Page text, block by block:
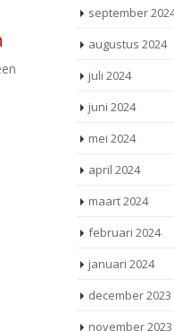
feb
De
bedrijfsruimten op.
tekent bezwaar aan
september
augustus 2024
juli 2024
juni 2024
mei 2024
april 2024
maart 2024
februari 2024
januari 2024
december 2023
november 2023